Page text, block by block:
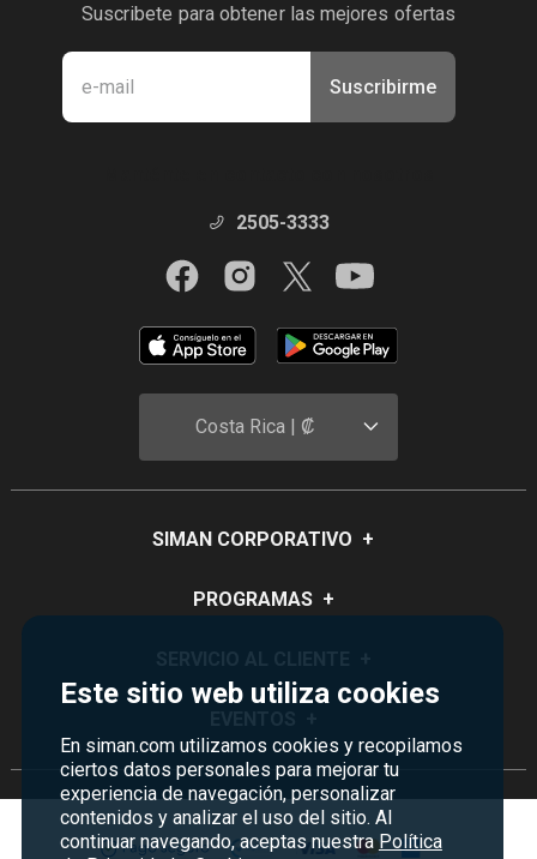
Este sitio web utiliza cookies
En siman.com utilizamos cookies y recopilamos
ciertos datos personales para mejorar tu
experiencia de navegación, personalizar
contenidos y analizar el uso del sitio. Al
continuar navegando, aceptas nuestra Política
Suscribete para obtener las mejores ofertas
Suscribirme
2505-3333
Costa Rica | ₡
SIMAN CORPORATIVO +
Quiénes Somos
Servicios
Empleos Siman
PROGRAMAS +
Certificados de Regalo
Siman PRO
Credisiman
Política de devoluciones y garantías
Contáctenos
Seguridad del sitio
Rebajas
Madres